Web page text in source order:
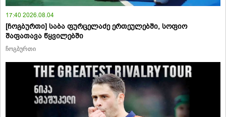
17:40 2026.08.04
[ჩოგბურთი] საბა ფურცელაძე ერთეულებში, სოფიო
შაფათავა წყვილებში
ჩოგბურთი